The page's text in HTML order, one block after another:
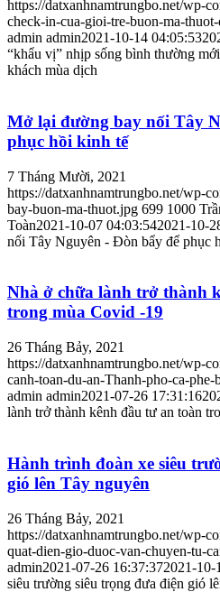
https://datxanhnamtrungbo.net/wp-
check-in-cua-gioi-tre-buon-ma-
admin admin2021-10-14 04:05:53
“khẩu vị” nhịp sống bình thường
khách mùa dịch
Mở lại đường bay nối Tây
phục hồi kinh tế
7 Tháng Mười, 2021
https://datxanhnamtrungbo.net/wp-
bay-buon-ma-thuot.jpg 699 1000
Toàn2021-10-07 04:03:542021-10-
nối Tây Nguyên - Đòn bẩy để phục
Nhà ở chữa lành trở thành
trong mùa Covid -19
26 Tháng Bảy, 2021
https://datxanhnamtrungbo.net/wp-
canh-toan-du-an-Thanh-pho-ca-
admin admin2021-07-26 17:31:16
lành trở thành kênh đầu tư an toàn
Hành trình đoàn xe siêu
gió lên Tây nguyên
26 Tháng Bảy, 2021
https://datxanhnamtrungbo.net/wp-
quat-dien-gio-duoc-van-chuyen-tu-
admin2021-07-26 16:37:372021-10-
siêu trường siêu trọng đưa điện gió